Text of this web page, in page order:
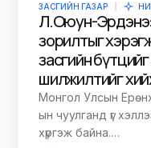
ЗАСГИЙН ГАЗАР
Л.Оюун-Эрдэнэ:
зорилтыг
засгийн
шилжилтийг
Монгол Улсын
ын чуулганд үг
хүргэж байна.…